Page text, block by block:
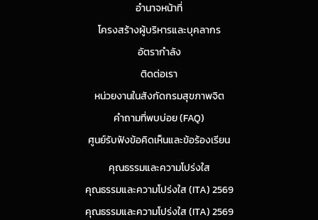
อำนาจหน้าที่
โครงสร้างผู้บริหารและบุคลากร
อัตรากำลัง
ติดต่อเรา
หน่วยงานในสังกัดกรมสุขภาพจิต
คำถามที่พบบ่อย (FAQ)
ศูนย์รับฟังข้อคิดเห็นและข้อร้องเรียน
คุณธรรมและความโปร่งใส
คุณธรรมและความโปร่งใส (ITA) 2569
คุณธรรมและความโปร่งใส (ITA) 2569